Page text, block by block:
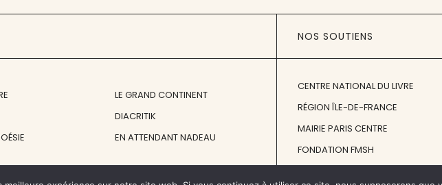
LE GRAND CONTINENT
DIACRITIK
EN ATTENDANT NADEAU
NOS SOUTIENS
CENTRE NATIONAL DU LIVRE
RÉGION ÎLE-DE-FRANCE
MAIRIE PARIS CENTRE
FONDATION FMSH